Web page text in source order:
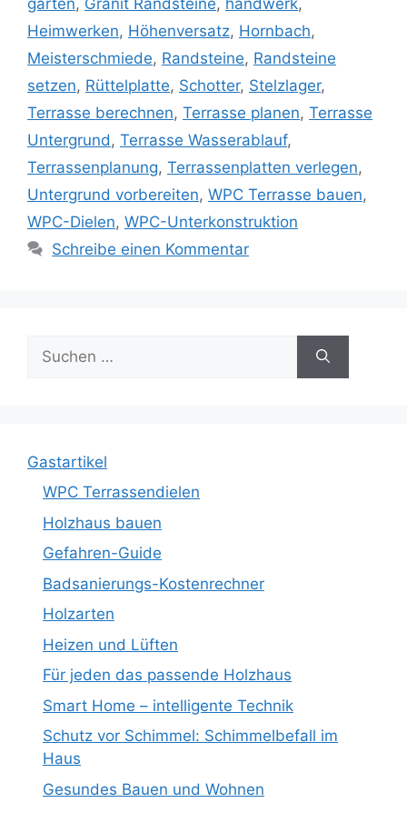
Heimwerken, Höhenversatz, Hornbach,
Meisterschmiede, Randsteine, Randsteine
setzen, Rüttelplatte, Schotter, Stelzlager,
Terrasse berechnen, Terrasse planen, Terrasse
Untergrund , Terrasse Wasserablauf,
Terrassenplanung, Terrassenplatten verlegen,
Untergrund vorbereiten, WPC Terrasse bauen,
WPC-Dielen, WPC-Unterkonstruktion
Schreibe einen Kommentar
nach:
Gastartikel
WPC Terrassendielen
Holzhaus bauen
Gefahren-Guide
Badsanierungs-Kostenrechner
Holzarten
Heizen und Lüften
Für jeden das passende Holzhaus
Smart Home – intelligente Technik
Schutz vor Schimmel: Schimmelbefall im
Haus
Gesundes Bauen und Wohnen